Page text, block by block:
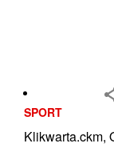
SPORT
Klikwarta.ckm,